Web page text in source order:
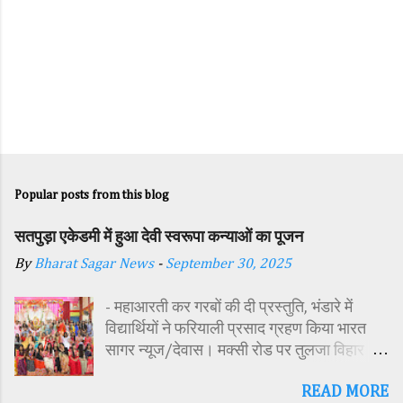
Popular posts from this blog
सतपुड़ा एकेडमी में हुआ देवी स्वरूपा कन्याओं का पूजन
ByBharat Sagar News - September 30, 2025
- महाआरती कर गरबों की दी प्रस्तुति, भंडारे में
विद्यार्थियों ने फरियाली प्रसाद ग्रहण किया भारत
सागर न्यूज/देवास। मक्सी रोड पर तुलजा विहार
पावन अवसर पर कन्या पूजन एवं गरबा महोत्सव का
READ MORE